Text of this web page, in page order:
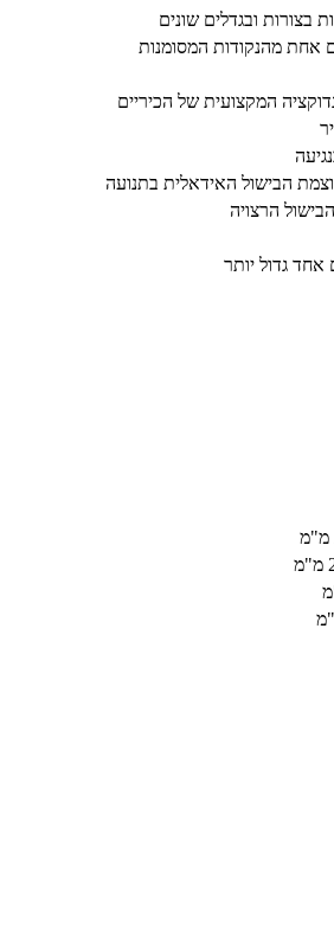
ובגדלים שונים
אחת מהנקודות המסומנות
המקצועית של הכיריים
הבישול האידאלית בתנועה
הרצויה
אחד גדול יותר